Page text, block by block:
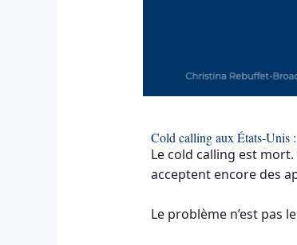
Cold calling aux États-Unis
Le cold calling est
acceptent encore des
Le problème n’est pas